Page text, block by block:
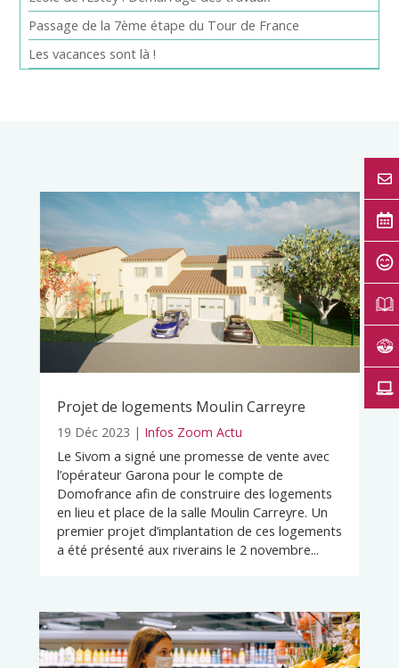
Passage de la 7ème étape du Tour de France
Les vacances sont là !
Projet de logements Moulin Carreyre
19 Déc 2023 | Infos Zoom Actu
Le Sivom a signé une promesse de vente avec
l’opérateur Garona pour le compte de
Domofrance afin de construire des logements
en lieu et place de la salle Moulin Carreyre. Un
premier projet d’implantation de ces logements
a été présenté aux riverains le 2 novembre...